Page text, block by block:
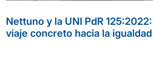
Nettuno y la UNI PdR
viaje concreto hacia la